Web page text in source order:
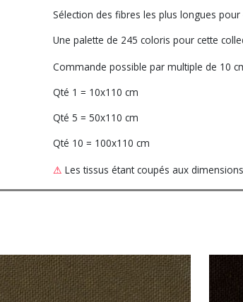
Sélection des fibres les plus longues
Une palette de 245 coloris pour cette
Commande possible par multiple de 10
Qté 1 = 10x110 cm
Qté 5 = 50x110 cm
Qté 10 = 100x110 cm
⚠ Les tissus étant coupés aux